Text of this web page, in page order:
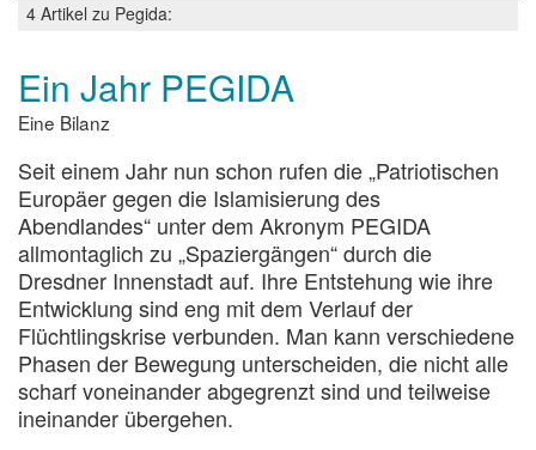
4 Artikel zu Pegida:
Ein Jahr PEGIDA
Eine Bilanz
Seit einem Jahr nun schon rufen die „Patriotischen
Europäer gegen die Islamisierung des
Abendlandes“ unter dem Akronym PEGIDA
allmontaglich zu „Spaziergängen“ durch die
Dresdner Innenstadt auf. Ihre Entstehung wie ihre
Entwicklung sind eng mit dem Verlauf der
Flüchtlingskrise verbunden. Man kann verschiedene
Phasen der Bewegung unterscheiden, die nicht alle
scharf voneinander abgegrenzt sind und teilweise
ineinander übergehen.